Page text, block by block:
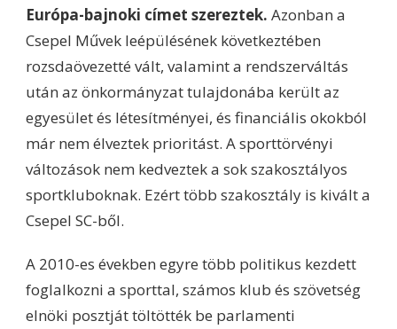
Európa-bajnoki címet szereztek. Azonban a
Csepel Művek leépülésének következtében
rozsdaövezetté vált, valamint a rendszerváltás
után az önkormányzat tulajdonába került az
egyesület és létesítményei, és financiális okokból
már nem élveztek prioritást. A sporttörvényi
változások nem kedveztek a sok szakosztályos
sportkluboknak. Ezért több szakosztály is kivált a
Csepel SC-ből.
A 2010-es években egyre több politikus kezdett
foglalkozni a sporttal, számos klub és szövetség
elnöki posztját töltötték be parlamenti